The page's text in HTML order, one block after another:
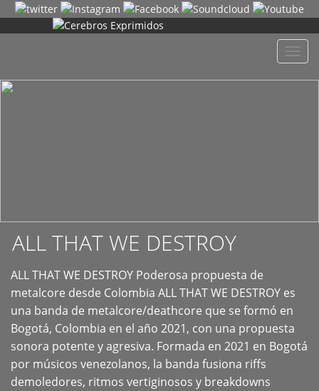
ALL THAT WE DESTROY
ALL THAT WE DESTROY Poderosa propuesta de
metalcore desde Colombia ALL THAT WE DESTROY es
una banda de metalcore/deathcore que se formó en
Bogotá, Colombia en el año 2021, con una propuesta
sonora potente y agresiva. Formada en 2021 en Bogotá
por músicos venezolanos, la banda fusiona riffs
demoledores, ritmos vertiginosos y breakdowns
+